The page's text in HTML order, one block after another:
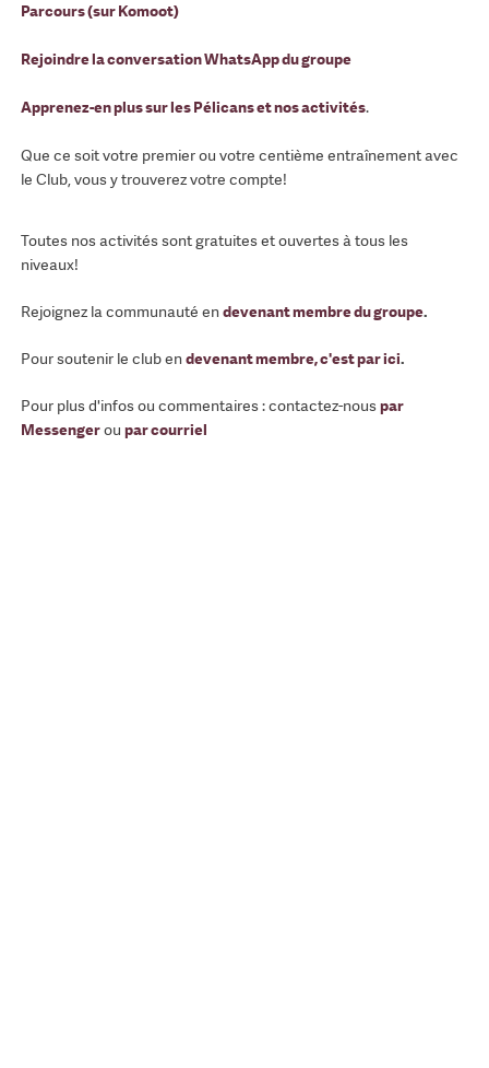
Parcours (sur Komoot)
Rejoindre la conversation WhatsApp du groupe
Apprenez-en plus sur les Pélicans et nos activités.
Que ce soit votre premier ou votre centième entraînement avec
le Club, vous y trouverez votre compte!
Toutes nos activités sont gratuites et ouvertes à tous les
niveaux!
Rejoignez la communauté endevenant membre du groupe.
Pour soutenir le club endevenant membre, c'est par ici.
Pour plus d'infos ou commentaires : contactez-nouspar
Messengerou par courriel